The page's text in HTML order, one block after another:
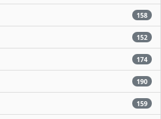
158
152
174
190
159